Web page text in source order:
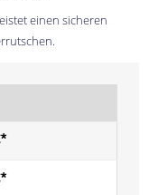
einen sicheren